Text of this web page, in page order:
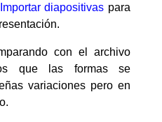
Importar diapositivas para
con el archivo
que las formas se
variaciones pero en